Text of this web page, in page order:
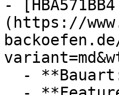
-
(https://